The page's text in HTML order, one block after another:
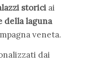
storiciai
della laguna
veneta.
dai